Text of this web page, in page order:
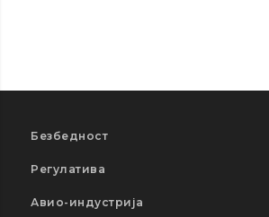
Безбедност
Регулатива
Авио-индустрија